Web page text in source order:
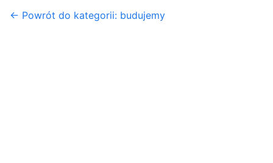
← Powrót do kategorii: budujemy